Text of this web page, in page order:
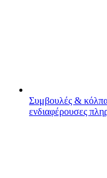
Συμβουλές &
ενδιαφέρουσες